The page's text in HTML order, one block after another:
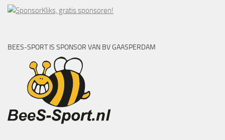
BEES-SPORT IS SPONSOR VAN BV GAASPERDAM